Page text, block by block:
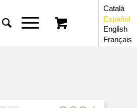
Català
Español
English
Français